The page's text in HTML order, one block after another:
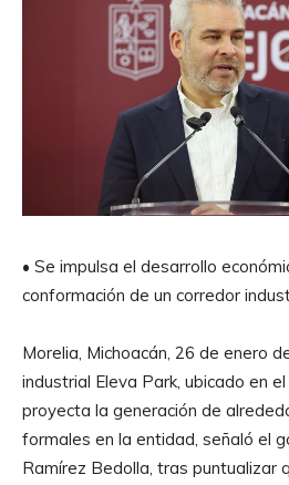
• Se impulsa el desarrollo
conformación de un corredor
Morelia, Michoacán, 26 de enero
industrial Eleva Park, ubicado en
proyecta la generación de
formales en la entidad, señaló el
Ramírez Bedolla, tras puntualizar